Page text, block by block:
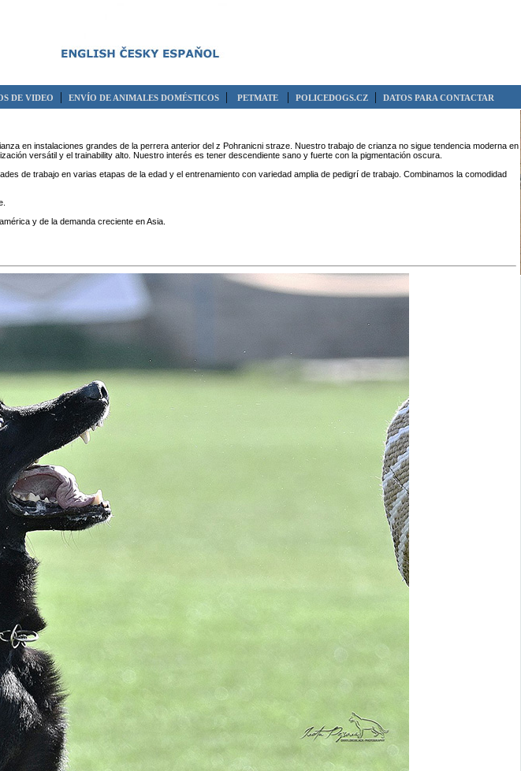
DE VIDEO | ENVÍO DE ANIMALES DOMÉSTICOS | PETMATE | POLICEDOGS.CZ | DATOS PARA CONTACTAR
en instalaciones grandes de la perrera anterior del z Pohranicni straze. Nuestro trabajo de crianza no sigue tendencia moderna en
versátil y el trainability alto. Nuestro interés es tener descendiente sano y fuerte con la pigmentación oscura.
de trabajo en varias etapas de la edad y el entrenamiento con variedad amplia de pedigrí de trabajo. Combinamos la comodidad
y de la demanda creciente en Asia.